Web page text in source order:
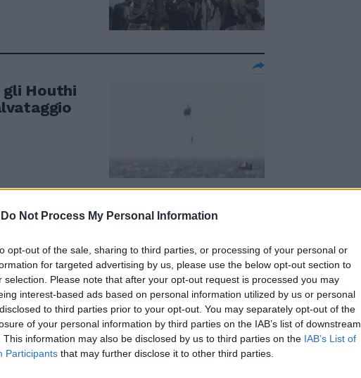
Do Not Process My Personal Information
opt-out of the sale, sharing to third parties, or processing of your personal or
for targeted advertising by us, please use the below opt-out section to
selection. Please note that after your opt-out request is processed you may
interest-based ads based on personal information utilized by us or personal
to third parties prior to your opt-out. You may separately opt-out of the
of your personal information by third parties on the IAB’s list of downstream
This information may also be disclosed by us to third parties on the IAB’s List of
Participants that may further disclose it to other third parties.
gli Houthi